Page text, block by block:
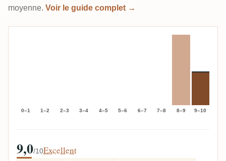
moyenne. Voir le guide complet →
0–1 1–2 2–3 3–4 4–5 5–6 6–7 7–8 8–9 9–10
9,0/10Excellent